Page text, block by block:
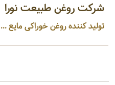
شرکت روغن طبیعت نورا
تولید کننده روغن خوراکی مایع ...